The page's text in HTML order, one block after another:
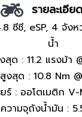
รายละเอีย
ซีซี, eSP, 4 จังห
น้ำ
สุด : 11.2 แรงม้า
งสุด : 10.8 Nm
ยร์ : ออโตเมติก
ความจุถังน้ำมัน :